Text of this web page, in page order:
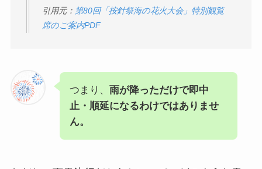
引用元： 第80回「按針祭海の花火大会」特別観覧
席のご案内PDF
つまり、 雨が降っただけで即中
止・順延になるわけではありませ
ん。